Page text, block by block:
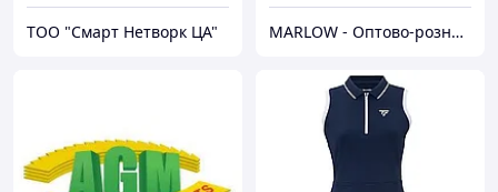
ТОО "Смарт Нетворк ЦА" MARLOW - Оптово-розничный склад.